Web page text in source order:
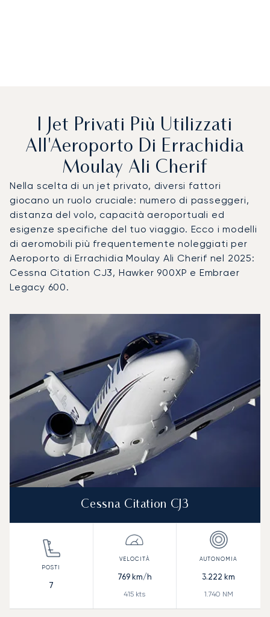
I Jet Privati Più Utilizzati
All'Aeroporto Di Errachidia
Moulay Ali Cherif
Nella scelta di un jet privato, diversi fattori
giocano un ruolo cruciale: numero di passeggeri,
distanza del volo, capacità aeroportuali ed
esigenze specifiche del tuo viaggio. Ecco i modelli
di aeromobili più frequentemente noleggiati per
Aeroporto di Errachidia Moulay Ali Cherif nel 2025:
Cessna Citation CJ3, Hawker 900XP e Embraer
Legacy 600.
Modello di aeromobile
Velocità (nodi)
Cessna Citation CJ3
7
769km/h
415 kts
3.222 km
1.740 NM